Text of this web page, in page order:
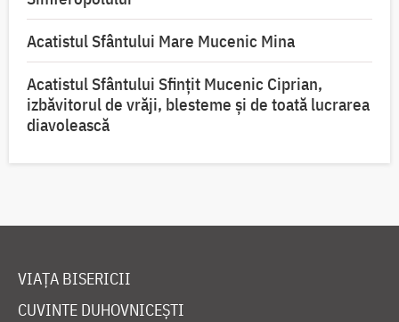
Acatistul Sfântului Mare Mucenic Mina
Acatistul Sfântului Sfințit Mucenic Ciprian,
izbăvitorul de vrăji, blesteme și de toată lucrarea
diavolească
VIAȚA BISERICII
CUVINTE DUHOVNICEȘTI